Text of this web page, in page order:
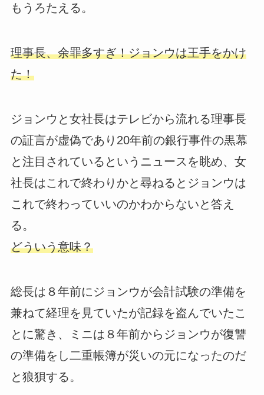
もうろたえる。
理事長、余罪多すぎ！ジョンウは王手をかけ
た！
ジョンウと女社長はテレビから流れる理事長
の証言が虚偽であり20年前の銀行事件の黒幕
と注目されているというニュースを眺め、女
社長はこれで終わりかと尋ねるとジョンウは
これで終わっていいのかわからないと答え
る。
どういう意味？
総長は８年前にジョンウが会計試験の準備を
兼ねて経理を見ていたが記録を盗んでいたこ
とに驚き、ミニは８年前からジョンウが復讐
の準備をし二重帳簿が災いの元になったのだ
と狼狽する。